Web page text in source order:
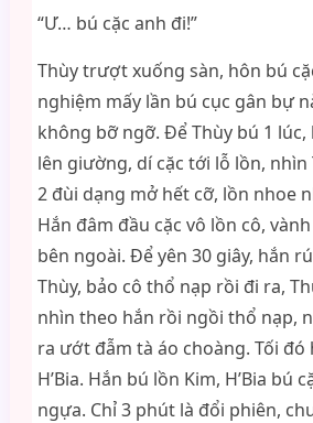
“Ư… bú cặc anh đi!”
Thùy trượt xuống sàn, hôn bú
nghiệm mấy lần bú cục gân bự
không bỡ ngỡ. Để Thùy bú 1 lúc,
lên giường, dí cặc tới lỗ lồn, nhìn
2 đùi dạng mở hết cỡ, lồn nhoe
Hắn đâm đầu cặc vô lồn cô,
bên ngoài. Để yên 30 giây, hắn
Thùy, bảo cô thổ nạp rồi đi ra,
nhìn theo hắn rồi ngồi thổ nạp,
ra ướt đẫm tà áo choàng. Tối đó
H’Bia. Hắn bú lồn Kim, H’Bia bú
ngựa. Chỉ 3 phút là đổi phiên,